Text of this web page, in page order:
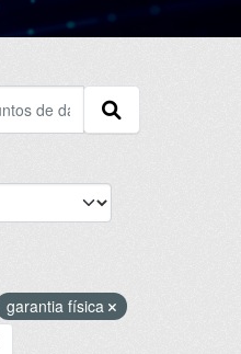
garantia física